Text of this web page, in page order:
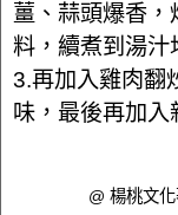
薑、蒜頭爆香
料，續煮到湯汁
3.再加入雞肉翻
味，最後再加入
@ 楊桃文